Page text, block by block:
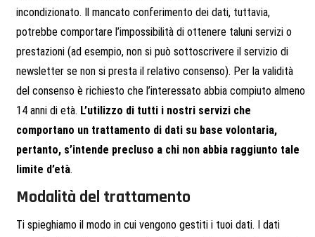
incondizionato. Il mancato conferimento dei dati, tuttavia,
potrebbe comportare l’impossibilità di ottenere taluni servizi o
prestazioni (ad esempio, non si può sottoscrivere il servizio di
newsletter se non si presta il relativo consenso). Per la validità
del consenso è richiesto che l’interessato abbia compiuto almeno
14 anni di età. L’utilizzo di tutti i nostri servizi che
comportano un trattamento di dati su base volontaria,
pertanto, s’intende precluso a chi non abbia raggiunto tale
limite d’età.
Modalità del trattamento
Ti spieghiamo il modo in cui vengono gestiti i tuoi dati. I dati